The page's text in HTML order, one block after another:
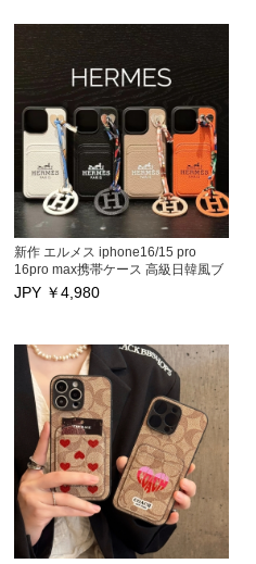
防止 アイフォン14/14Pro/14Pro
Max/13/13Proカバー 激安海外通販
新作 エルメス iphone16/15 pro
16pro max携帯ケース 高級日韓風ブ
ランド アイフォン16pro 16 plus保
護カバー 取ってできストラップとカ
高品質 セレブ愛用
JPY ￥4,980